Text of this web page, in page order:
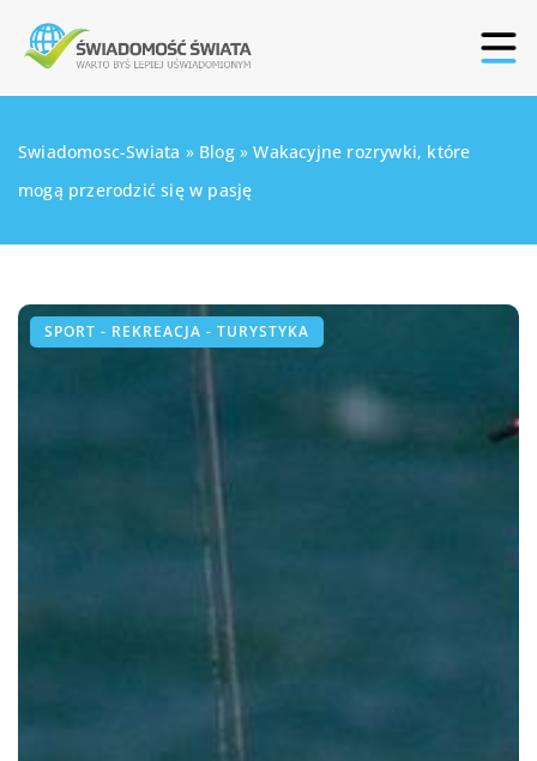
Swiadomosc-Swiata » Blog»Wakacyjne rozrywki, które
mogą przerodzić się w pasję
SPORT - REKREACJA - TURYSTYKA